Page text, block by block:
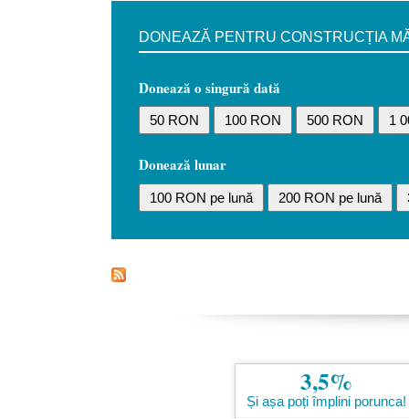
DONEAZĂ PENTRU CONSTRUCȚIA
Donează o singură dată
50 RON 100 RON 500 RON 1
Donează lunar
100 RON pe lună 200 RON pe lună
3,5%
Și așa poți împlini porunca!